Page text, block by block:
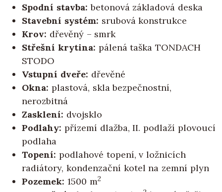
Spodní stavba: betonová základová deska
Stavební systém: srubová konstrukce
Krov: dřevěný – smrk
Střešní krytina: pálená taška TONDACH
STODO
Vstupní dveře: dřevěné
Okna: plastová, skla bezpečnostní,
nerozbitná
Zasklení: dvojsklo
Podlahy: přízemí dlažba, II. podlaží plovoucí
podlaha
Topení: podlahové topení, v ložnicích
radiátory, kondenzační kotel na zemní plyn
Pozemek: 1500 m2